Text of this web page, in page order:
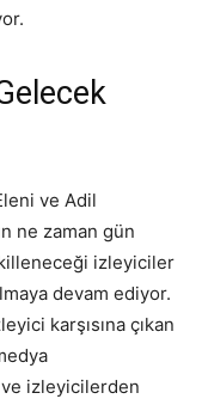
ve Adil
ne zaman gün
izleyiciler
devam ediyor.
karşısına çıkan
ve izleyicilerden